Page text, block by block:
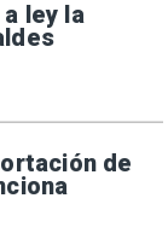
ley la
de